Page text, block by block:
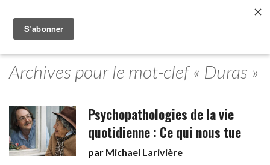
Archives pour le mot-clef « Duras »
Psychopathologies de la vie
quotidienne : Ce qui nous tue
par Michael Larivière